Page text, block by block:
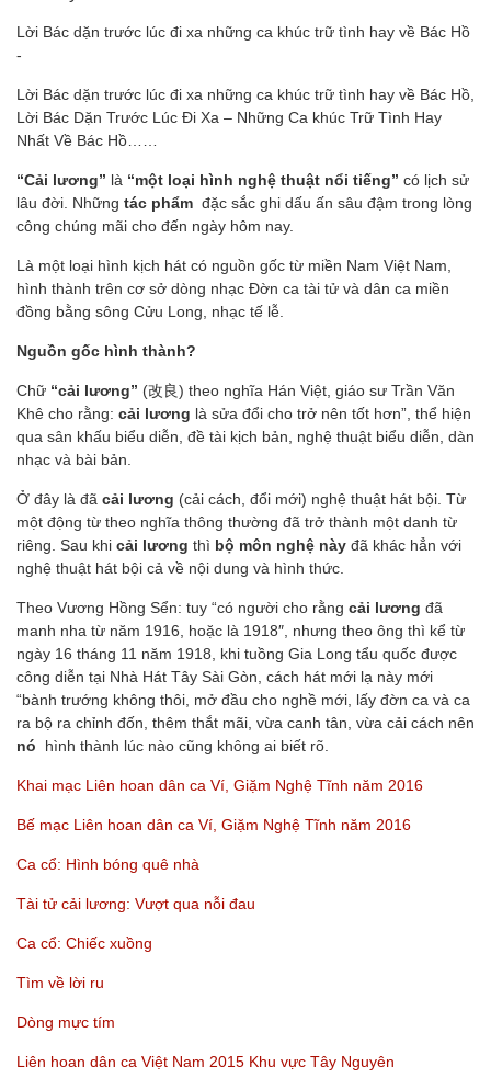
Lời Bác dặn trước lúc đi xa những ca khúc trữ tình hay về Bác Hồ
-
Lời Bác dặn trước lúc đi xa những ca khúc trữ tình hay về Bác Hồ,
Lời Bác Dặn Trước Lúc Đi Xa – Những Ca khúc Trữ Tình Hay
Nhất Về Bác Hồ……
“Cải lương” là “một loại hình nghệ thuật nổi tiếng” có lịch sử
lâu đời. Những tác phẩm đặc sắc ghi dấu ấn sâu đậm trong lòng
công chúng mãi cho đến ngày hôm nay.
Là một loại hình kịch hát có nguồn gốc từ miền Nam Việt Nam,
hình thành trên cơ sở dòng nhạc Đờn ca tài tử và dân ca miền
đồng bằng sông Cửu Long, nhạc tế lễ.
Nguồn gốc hình thành?
Chữ “cải lương” (改良) theo nghĩa Hán Việt, giáo sư Trần Văn
Khê cho rằng: cải lương là sửa đổi cho trở nên tốt hơn”, thể hiện
qua sân khấu biểu diễn, đề tài kịch bản, nghệ thuật biểu diễn, dàn
nhạc và bài bản.
Ở đây là đã cải lương (cải cách, đổi mới) nghệ thuật hát bội. Từ
một động từ theo nghĩa thông thường đã trở thành một danh từ
riêng. Sau khi cải lương thì bộ môn nghệ này đã khác hẳn với
nghệ thuật hát bội cả về nội dung và hình thức.
Theo Vương Hồng Sển: tuy “có người cho rằng cải lương đã
manh nha từ năm 1916, hoặc là 1918″, nhưng theo ông thì kể từ
ngày 16 tháng 11 năm 1918, khi tuồng Gia Long tẩu quốc được
công diễn tại Nhà Hát Tây Sài Gòn, cách hát mới lạ này mới
“bành trướng không thôi, mở đầu cho nghề mới, lấy đờn ca và ca
ra bộ ra chỉnh đốn, thêm thắt mãi, vừa canh tân, vừa cải cách nên
nó
hình thành lúc nào cũng không ai biết rõ.
Khai mạc Liên hoan dân ca Ví, Giặm Nghệ Tĩnh năm 2016
Bế mạc Liên hoan dân ca Ví, Giặm Nghệ Tĩnh năm 2016
Ca cổ: Hình bóng quê nhà
Tài tử cải lương: Vượt qua nỗi đau
Ca cổ: Chiếc xuồng
Tìm về lời ru
Dòng mực tím
Liên hoan dân ca Việt Nam 2015 Khu vực Tây Nguyên